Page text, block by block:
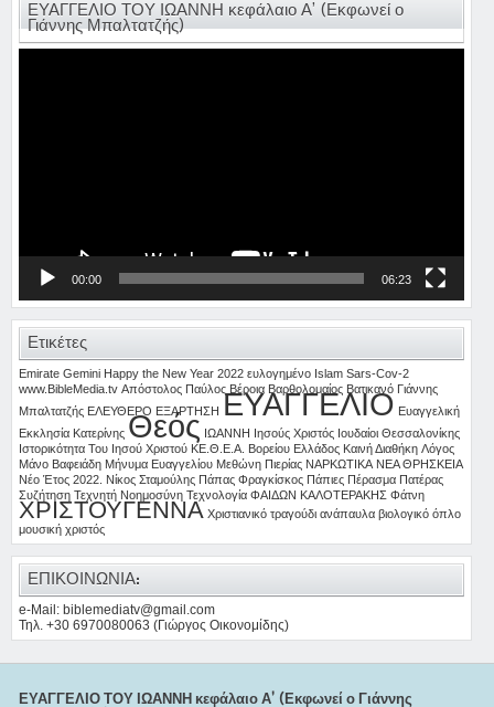
ΕΥΑΓΓΕΛΙΟ ΤΟΥ ΙΩΑΝΝΗ κεφάλαιο Α’ (Εκφωνεί ο
Γιάννης Μπαλτατζής)
00:00 06:23
Ετικέτες
Emirate Gemini Happy the New Year 2022 ευλογημένο Islam Sars-Cov-2
www.BibleMedia.tv Απόστολος Παύλος Βέροια Βαρθολομαίος Βατικανό Γιάννης
Μπαλτατζής ΕΛΕΥΘΕΡΟ ΕΞΑΡΤΗΣΗ ΕΥΑΓΓΕΛΙΟ Ευαγγελική
Εκκλησία Κατερίνης Θεός ΙΩΑΝΝΗ Ιησούς Χριστός Ιουδαίοι Θεσσαλονίκης
Ιστορικότητα Του Ιησού Χριστού ΚΕ.Θ.Ε.Α. Βορείου Ελλάδος Καινή Διαθήκη Λόγος
Μάνο Βαφειάδη Μήνυμα Ευαγγελίου Μεθώνη Πιερίας ΝΑΡΚΩΤΙΚΑ ΝΕΑ ΘΡΗΣΚΕΙΑ
Νέο Έτος 2022. Νίκος Σταμούλης Πάπας Φραγκίσκος Πάπιες Πέρασμα Πατέρας
Συζήτηση Τεχνητή Νοημοσύνη Τεχνολογία ΦΑΙΔΩΝ ΚΑΛΟΤΕΡΑΚΗΣ Φάτνη
ΧΡΙΣΤΟΥΓΕΝΝΑ Χριστιανικό τραγούδι ανάπαυλα βιολογικό όπλο
μουσική χριστός
ΕΠΙΚΟΙΝΩΝΙΑ:
e-Mail: biblemediatv@gmail.com
Τηλ. +30 6970080063 (Γιώργος Οικονομίδης)
ΕΥΑΓΓΕΛΙΟ ΤΟΥ ΙΩΑΝΝΗ κεφάλαιο Α’ (Εκφωνεί ο Γιάννης